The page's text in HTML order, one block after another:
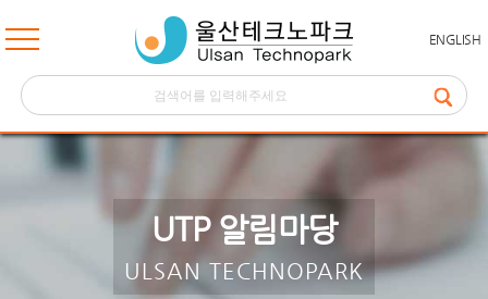
ENGLISH
UTP 알림마당
ULSAN TECHNOPARK